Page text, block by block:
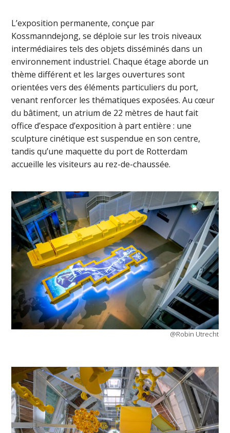
L’exposition permanente, conçue par
Kossmanndejong, se déploie sur les trois niveaux
intermédiaires tels des objets disséminés dans un
environnement industriel. Chaque étage aborde un
thème différent et les larges ouvertures sont
orientées vers des éléments particuliers du port,
venant renforcer les thématiques exposées. Au cœur
du bâtiment, un atrium de 22 mètres de haut fait
office d’espace d’exposition à part entière : une
sculpture cinétique est suspendue en son centre,
tandis qu’une maquette du port de Rotterdam
accueille les visiteurs au rez-de-chaussée.
@Robin Utrecht